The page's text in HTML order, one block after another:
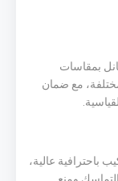
بمقاسات
مع ضمان
باحترافية عالية،